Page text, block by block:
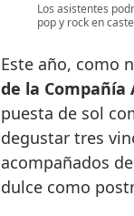
Los asistentes
pop y rock en
Este año, como
de la Compañía
puesta de sol
degustar tres
acompañados
dulce como